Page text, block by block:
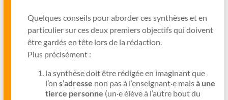
Quelques conseils pour aborder ces synthèses et en
particulier sur ces deux premiers objectifs qui doivent
être gardés en tête lors de la rédaction.
Plus précisément :
la synthèse doit être rédigée en imaginant que
l’on s’adresse non pas à l’enseignant·e maisà une
tierce personne (un·e élève à l’autre bout du